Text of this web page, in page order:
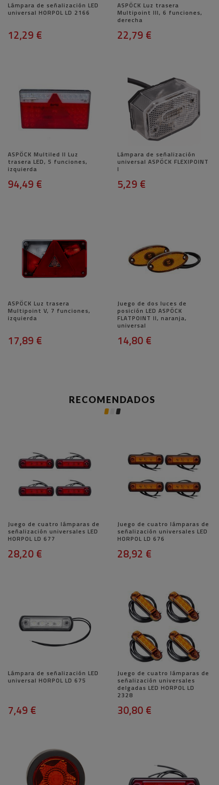
Lámpara de señalización LED
universal HORPOL LD 2166
12,29 €
ASPÖCK Luz trasera
Multipoint III, 6 funciones,
derecha
22,79 €
ASPÖCK Multiled II Luz
trasera LED, 5 funciones,
izquierda
94,49 €
Lámpara de señalización
universal ASPÖCK FLEXIPOINT
I
5,29 €
ASPÖCK Luz trasera
Multipoint V, 7 funciones,
izquierda
17,89 €
Juego de dos luces de
posición LED ASPÖCK
FLATPOINT II, ​​naranja,
universal
14,80 €
RECOMENDADOS
Juego de cuatro lámparas de
señalización universales LED
HORPOL LD 677
28,20 €
Juego de cuatro lámparas de
señalización universales LED
HORPOL LD 676
28,92 €
Lámpara de señalización LED
universal HORPOL LD 675
7,49 €
Juego de cuatro lámparas de
señalización universales
delgadas LED HORPOL LD
2328
30,80 €